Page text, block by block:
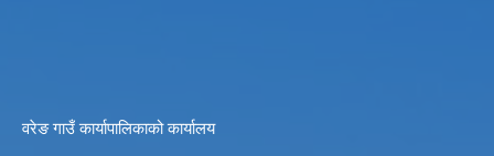
वरेङ गाउँ कार्यापालिकाको कार्यालय